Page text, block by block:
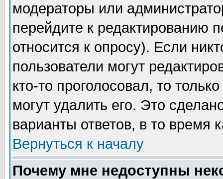
модераторы или
перейдите к редактированию
относится к опросу). Если
пользователи могут
кто-то проголосовал, то
могут удалить его. Это
варианты ответов, в то время
Вернуться к началу
Почему мне недоступны